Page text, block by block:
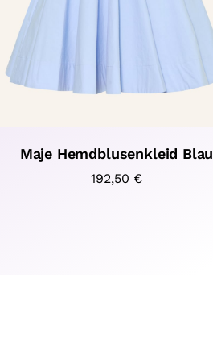
Maje Hemdblusenkleid Blau
192,50 €